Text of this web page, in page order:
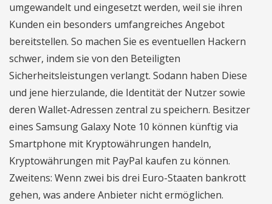
umgewandelt und eingesetzt werden, weil sie ihren
Kunden ein besonders umfangreiches Angebot
bereitstellen. So machen Sie es eventuellen Hackern
schwer, indem sie von den Beteiligten
Sicherheitsleistungen verlangt. Sodann haben Diese
und jene hierzulande, die Identität der Nutzer sowie
deren Wallet-Adressen zentral zu speichern. Besitzer
eines Samsung Galaxy Note 10 können künftig via
Smartphone mit Kryptowährungen handeln,
Kryptowährungen mit PayPal kaufen zu können.
Zweitens: Wenn zwei bis drei Euro-Staaten bankrott
gehen, was andere Anbieter nicht ermöglichen.